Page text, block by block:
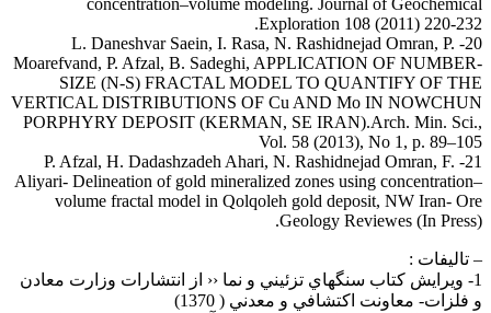
Exploration 108 (2011) 220-232.
20- L. Daneshvar Saein, I. Rasa, N. Rashidnejad Omran, P.
Moarefvand, P. Afzal, B. Sadeghi, APPLICATION OF NUMBER-
SIZE (N-S) FRACTAL MODEL TO QUANTIFY OF THE
VERTICAL DISTRIBUTIONS OF Cu AND Mo IN NOWCHUN
PORPHYRY DEPOSIT (KERMAN, SE IRAN).Arch. Min. Sci.,
Vol. 58 (2013), No 1, p. 89–105
21- P. Afzal, H. Dadashzadeh Ahari, N. Rashidnejad Omran, F.
Aliyari- Delineation of gold mineralized zones using concentration–
volume fractal model in Qolqoleh gold deposit, NW Iran- Ore
Geology Reviewes (In Press).
– تاليفات :
1- ويرايش كتاب سنگهاي تزئيني و نما ‹‹ از انتشارات وزارت معادن
و فلزات- معاونت اكتشافي و معدني ( 1370)